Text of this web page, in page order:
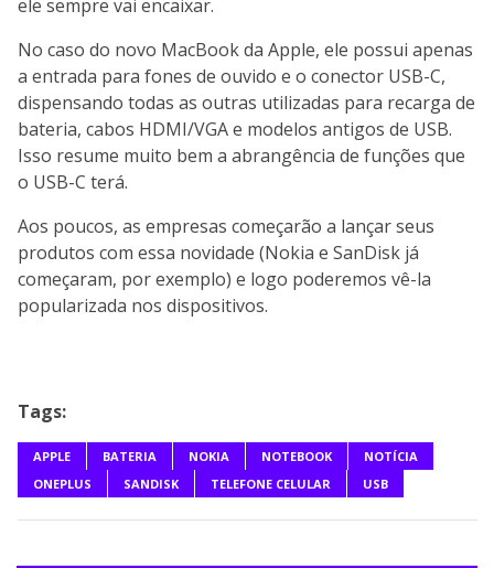
ele sempre vai encaixar.
No caso do novo MacBook da Apple, ele possui apenas
a entrada para fones de ouvido e o conector USB-C,
dispensando todas as outras utilizadas para recarga de
bateria, cabos HDMI/VGA e modelos antigos de USB.
Isso resume muito bem a abrangência de funções que
o USB-C terá.
Aos poucos, as empresas começarão a lançar seus
produtos com essa novidade (Nokia e SanDisk já
começaram, por exemplo) e logo poderemos vê-la
popularizada nos dispositivos.
Tags:
APPLE BATERIA NOKIA NOTEBOOK
NOTÍCIA
ONEPLUS
SANDISK TELEFONE CELULAR USB